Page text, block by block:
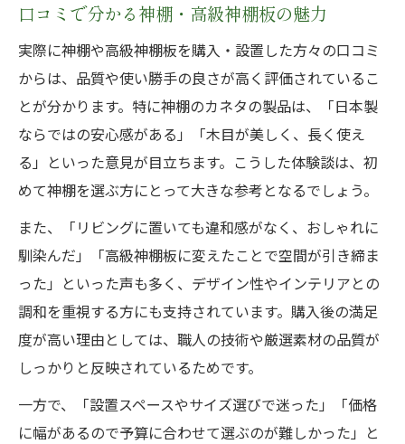
口コミで分かる神棚・高級神棚板の魅力
実際に神棚や高級神棚板を購入・設置した方々の口コミ
からは、品質や使い勝手の良さが高く評価されているこ
とが分かります。特に神棚のカネタの製品は、「日本製
ならではの安心感がある」「木目が美しく、長く使え
る」といった意見が目立ちます。こうした体験談は、初
めて神棚を選ぶ方にとって大きな参考となるでしょう。
また、「リビングに置いても違和感がなく、おしゃれに
馴染んだ」「高級神棚板に変えたことで空間が引き締ま
った」といった声も多く、デザイン性やインテリアとの
調和を重視する方にも支持されています。購入後の満足
度が高い理由としては、職人の技術や厳選素材の品質が
しっかりと反映されているためです。
一方で、「設置スペースやサイズ選びで迷った」「価格
に幅があるので予算に合わせて選ぶのが難しかった」と